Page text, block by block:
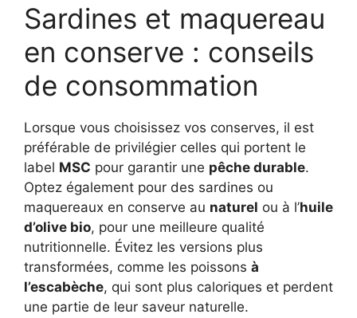
Sardines et maquereau
en conserve : conseils
de consommation
Lorsque vous choisissez vos conserves, il est
préférable de privilégier celles qui portent le
label MSC pour garantir une pêche durable.
Optez également pour des sardines ou
maquereaux en conserve au naturel ou à l’huile
d’olive bio, pour une meilleure qualité
nutritionnelle. Évitez les versions plus
transformées, comme les poissons à
l’escabèche, qui sont plus caloriques et perdent
une partie de leur saveur naturelle.